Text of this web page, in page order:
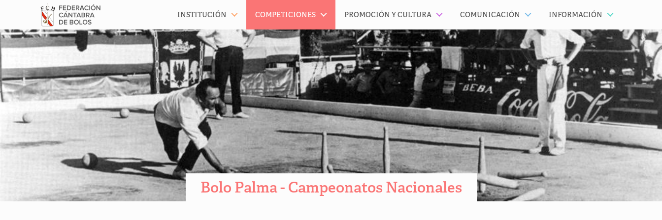
INSTITUCIÓN COMPETICIONES PROMOCIÓN Y CULTURA COMUNICACIÓN INFORMACIÓN
Bolo Palma - Campeonatos Nacionales